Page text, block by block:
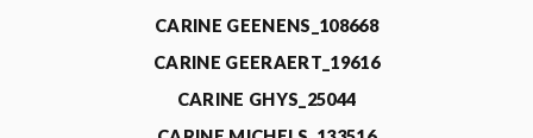
CARINE GEENENS_108668
CARINE GEERAERT_19616
CARINE GHYS_25044